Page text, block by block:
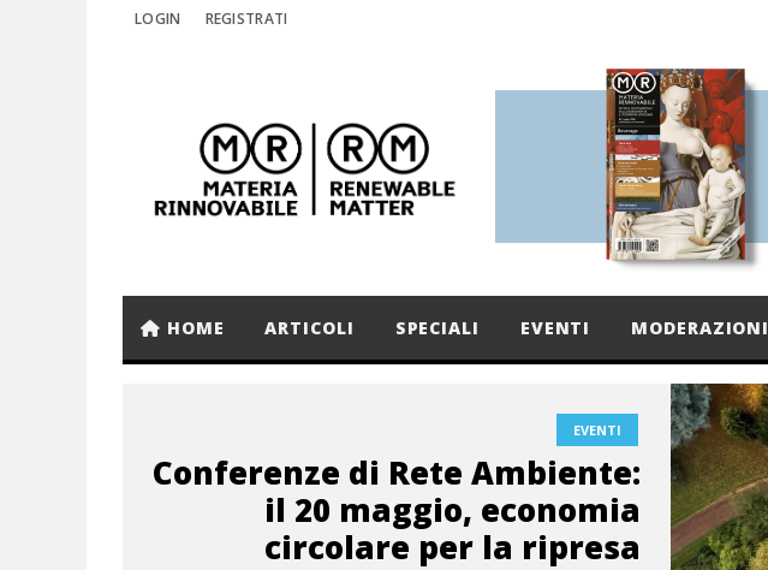
LOGIN REGISTRATI
HOME ARTICOLI SPECIALI EVENTI MODERAZIONI
EVENTI
Conferenze di Rete Ambiente:
il 20 maggio, economia
circolare per la ripresa